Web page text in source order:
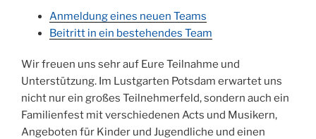
Anmeldung eines neuen Teams
Beitritt in ein bestehendes Team
Wir freuen uns sehr auf Eure Teilnahme und
Unterstützung. Im Lustgarten Potsdam erwartet uns
nicht nur ein großes Teilnehmerfeld, sondern auch ein
Familienfest mit verschiedenen Acts und Musikern,
Angeboten für Kinder und Jugendliche und einen